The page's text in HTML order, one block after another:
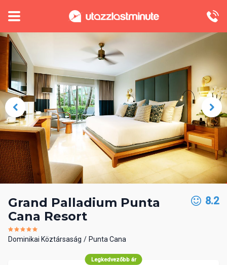
Grand Palladium Punta
Cana Resort
Dominikai Köztársaság Punta Cana
8.2
Legkedvezőbb ár